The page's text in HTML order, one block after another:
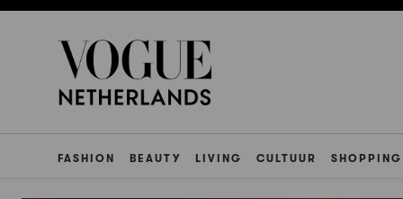
FASHION BEAUTY LIVING CULTUUR SHOPPING